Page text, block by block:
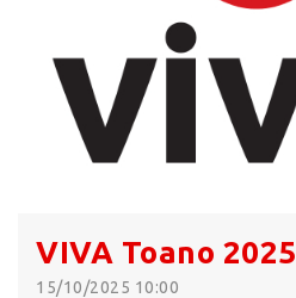
VIVA Toano 2025
15/10/2025 10:00